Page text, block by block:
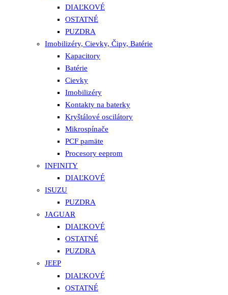
DIAĽKOVÉ
OSTATNÉ
PUZDRA
Imobilizéry, Cievky, Čipy, Batérie
Kapacitory
Batérie
Cievky
Imobilizéry
Kontakty na baterky
Kryštálové oscilátory
Mikrospínače
PCF pamäte
Procesory eeprom
INFINITY
DIAĽKOVÉ
ISUZU
PUZDRA
JAGUAR
DIAĽKOVÉ
OSTATNÉ
PUZDRA
JEEP
DIAĽKOVÉ
OSTATNÉ